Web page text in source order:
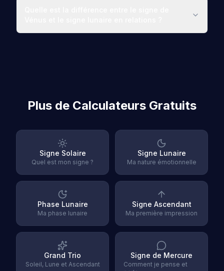
Plus de Calculateurs Gratuits
Signe Solaire
Quel est mon signe ?
Signe Lunaire
Ma nature émotionnelle
Phase Lunaire
Ma phase lunaire
Signe Ascendant
Ma première impression
Grand Trio
Soleil, Lune et Ascendant
Signe de Mercure
Comment je pense et